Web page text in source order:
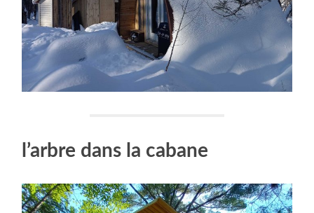
l’arbre dans la cabane